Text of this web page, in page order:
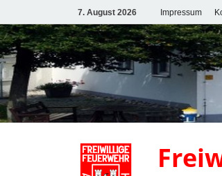
7. August 2026 Impressum